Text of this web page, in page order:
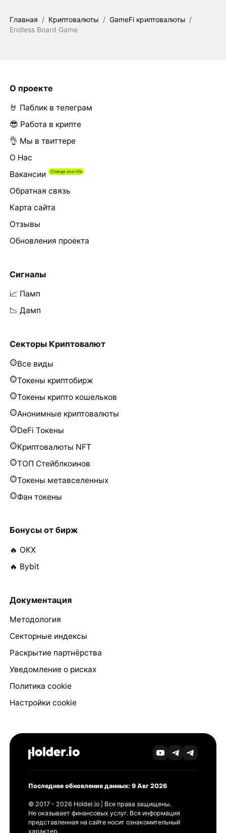
Главная / Криптовалюты / GameFi криптовалюты /
Endless Board Game
О проекте
🤘 Паблик в телеграм
😎 Работа в крипте
👌 Мы в твиттере
О Нас
Вакансии
Обратная связь
Карта сайта
Отзывы
Обновления проекта
Сигналы
📈 Памп
📉 Дамп
Секторы Криптовалют
Все виды
Токены криптобирж
Токены крипто кошельков
Анонимные криптовалюты
DeFi Токены
Криптовалюты NFT
ТОП Стейблкоинов
Токены метавселенных
Фан токены
Бонусы от бирж
🔥 OKX
🔥 Bybit
Документация
Методология
Секторные индексы
Раскрытие партнёрства
Уведомление о рисках
Политика cookie
Настройки cookie
Последнее обновление данных: 9 Авг 2026
© 2017 - 2026 Holder.io | Все права защищены.
Не оказывает финансовых услуг. Вся информация
представленная на сайте носит ознакомительный
характер.